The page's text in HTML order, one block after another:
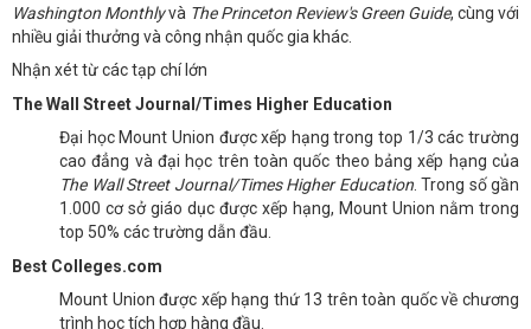
Washington Monthlyvà The Princeton Review's Green Guide, cùng với
nhiều giải thưởng và công nhận quốc gia khác.
Nhận xét từ các tạp chí lớn
The Wall Street Journal/Times Higher Education
Đại học Mount Union được xếp hạng trong top 1/3 các trường
cao đẳng và đại học trên toàn quốc theo bảng xếp hạng của
The Wall Street Journal/Times Higher Education. Trong số gần
1.000 cơ sở giáo dục được xếp hạng, Mount Union nằm trong
top 50% các trường dẫn đầu.
Best Colleges.com
Mount Union được xếp hạng thứ 13 trên toàn quốc về chương
trình học tích hợp hàng đầu.